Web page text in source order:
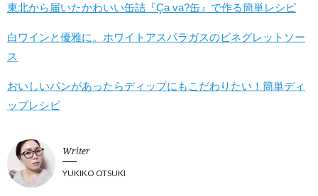
東北から届いたかわいい缶詰『Ça va?缶』で作る簡単レシピ
白ワインと優雅に。ホワイトアスパラガスのビネグレットソー
ス
おいしいパンがあったらディップにもこだわりたい！簡単ディ
ップレシピ
Writer
YUKIKO OTSUKI